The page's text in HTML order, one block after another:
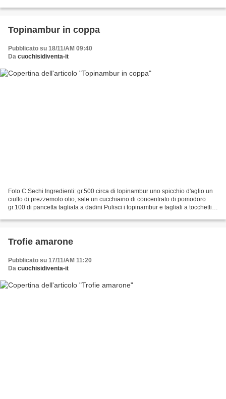
Topinambur in coppa
Pubblicato su 18/11/AM 09:40
Da cuochisidiventa-it
Foto C.Sechi Ingredienti: gr.500 circa di topinambur uno spicchio d'aglio un
ciuffo di prezzemolo olio, sale un cucchiaino di concentrato di pomodoro
gr.100 di pancetta tagliata a dadini Pulisci i topinambur e tagliali a tocchetti.
Trofie amarone
Pubblicato su 17/11/AM 11:20
Da cuochisidiventa-it